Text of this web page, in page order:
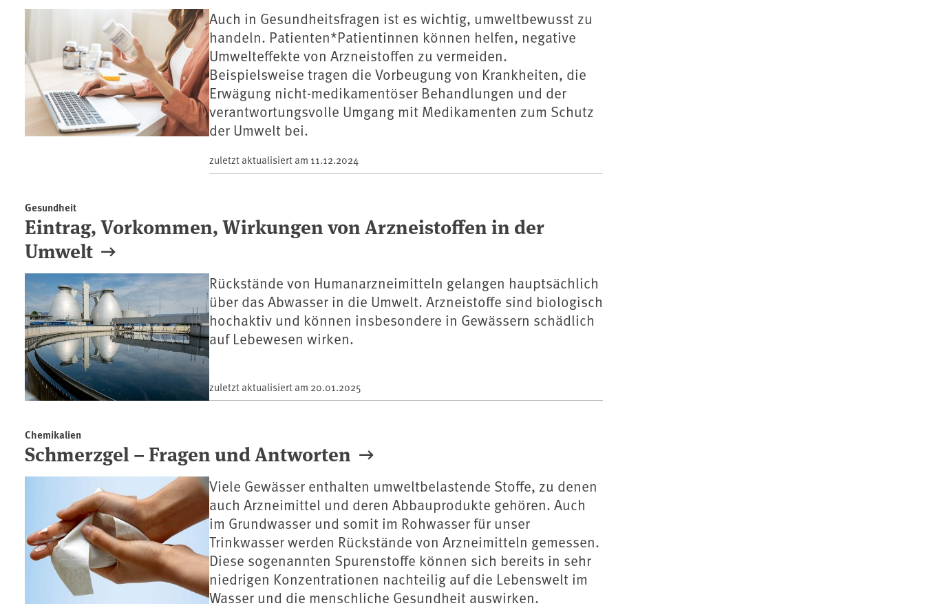
Auch in Gesundheitsfragen ist es wichtig, umweltbewusst zu
handeln. Patienten*Patientinnen können helfen, negative
Umwelteffekte von Arzneistoffen zu vermeiden.
Beispielsweise tragen die Vorbeugung von Krankheiten, die
Erwägung nicht-medikamentöser Behandlungen und der
verantwortungsvolle Umgang mit Medikamenten zum Schutz
der Umwelt bei.
zuletzt aktualisiert am 11.12.2024
Gesundheit
Eintrag, Vorkommen, Wirkungen von Arzneistoffen in der
Umwelt
Rückstände von Humanarzneimitteln gelangen hauptsächlich
über das Abwasser in die Umwelt. Arzneistoffe sind biologisch
hochaktiv und können insbesondere in Gewässern schädlich
auf Lebewesen wirken.
zuletzt aktualisiert am 20.01.2025
Chemikalien
Schmerzgel – Fragen und Antworten
Viele Gewässer enthalten umweltbelastende Stoffe, zu denen
auch Arzneimittel und deren Abbauprodukte gehören. Auch
im Grundwasser und somit im Rohwasser für unser
Trinkwasser werden Rückstände von Arzneimitteln gemessen.
Diese sogenannten Spurenstoffe können sich bereits in sehr
niedrigen Konzentrationen nachteilig auf die Lebenswelt im
Wasser und die menschliche Gesundheit auswirken.